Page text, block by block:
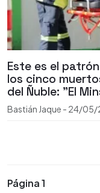
Este es el
los cinco
del Ñuble: "El
Bastián Jaque - 24/05/
Página 1